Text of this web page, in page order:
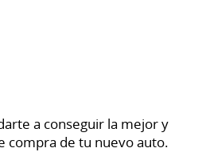
a conseguir la mejor y
compra de tu nuevo auto.